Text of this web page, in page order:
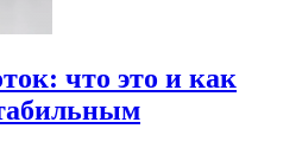
что это и как